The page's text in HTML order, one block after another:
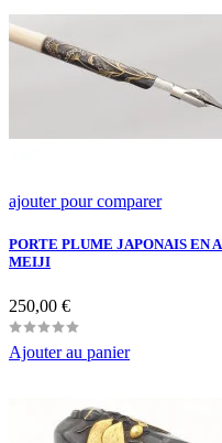
ajouter pour comparer
PORTE PLUME JAPONAIS EN
MEIJI
Prix
250,00 €
Ajouter au panier